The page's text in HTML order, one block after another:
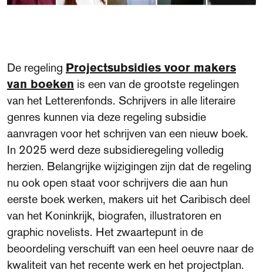
De regeling Projectsubsidies voor makers
van boeken is een van de grootste regelingen
van het Letterenfonds. Schrijvers in alle literaire
genres kunnen via deze regeling subsidie
aanvragen voor het schrijven van een nieuw boek.
In 2025 werd deze subsidieregeling volledig
herzien. Belangrijke wijzigingen zijn dat de regeling
nu ook open staat voor schrijvers die aan hun
eerste boek werken, makers uit het Caribisch deel
van het Koninkrijk, biografen, illustratoren en
graphic novelists. Het zwaartepunt in de
beoordeling verschuift van een heel oeuvre naar de
kwaliteit van het recente werk en het projectplan.